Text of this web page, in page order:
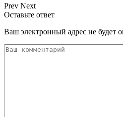
Prev Next
Оставьте ответ
Ваш электронный адрес не будет